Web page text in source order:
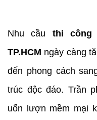
Nhu cầu thi công
TP.HCM ngày càng
đến phong cách
trúc độc đáo. Trần
uốn lượn mềm mại